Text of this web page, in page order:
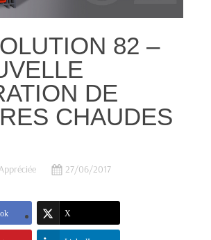
82 –
DE
CHAUDES
27/06/2017
X